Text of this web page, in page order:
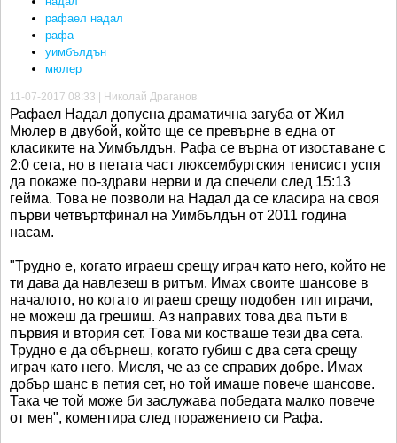
рафаел надал
рафа
уимбълдън
мюлер
11-07-2017 08:33 | Николай Драганов
Рафаел Надал допусна драматична загуба от Жил
Мюлер в двубой, който ще се превърне в една от
класиките на Уимбълдън. Рафа се върна от изоставане с
2:0 сета, но в петата част люксембургския тенисист успя
да покаже по-здрави нерви и да спечели след 15:13
гейма. Това не позволи на Надал да се класира на своя
първи четвъртфинал на Уимбълдън от 2011 година
насам.
"Трудно е, когато играеш срещу играч като него, който не
ти дава да навлезеш в ритъм. Имах своите шансове в
началото, но когато играеш срещу подобен тип играчи,
не можеш да грешиш. Аз направих това два пъти в
първия и втория сет. Това ми костваше тези два сета.
Трудно е да обърнеш, когато губиш с два сета срещу
играч като него. Мисля, че аз се справих добре. Имах
добър шанс в петия сет, но той имаше повече шансове.
Така че той може би заслужава победата малко повече
от мен", коментира след поражението си Рафа.